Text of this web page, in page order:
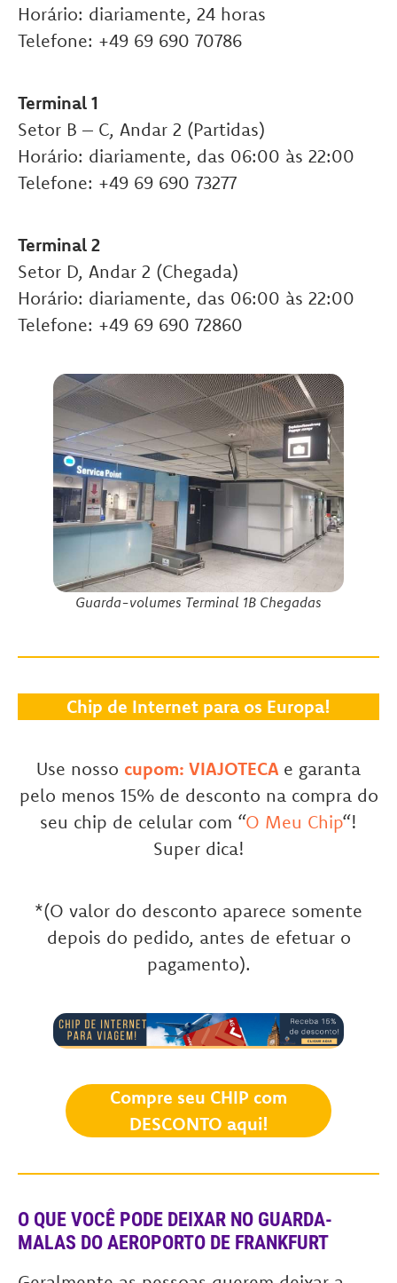
Horário: diariamente, 24 horas
Telefone: +49 69 690 70786
Terminal 1
Setor B – C, Andar 2 (Partidas)
Horário: diariamente, das 06:00 às 22:00
Telefone: +49 69 690 73277
Terminal 2
Setor D, Andar 2 (Chegada)
Horário: diariamente, das 06:00 às 22:00
Telefone: +49 69 690 72860
Guarda-volumes Terminal 1B Chegadas
Chip de Internet para os Europa!
Use nosso cupom: VIAJOTECA e garanta
pelo menos 15% de desconto na compra do
seu chip de celular com “O Meu Chip“!
Super dica!
*(O valor do desconto aparece somente
depois do pedido, antes de efetuar o
pagamento).
Compre seu CHIP com
DESCONTO aqui!
O QUE VOCÊ PODE DEIXAR NO GUARDA-
MALAS DO AEROPORTO DE FRANKFURT